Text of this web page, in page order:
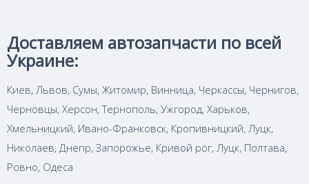
Доставляем автозапчасти по всей
Украине:
Киев, Львов, Сумы, Житомир, Винница, Черкассы, Чернигов,
Черновцы, Херсон, Тернополь, Ужгород, Харьков,
Хмельницкий, Ивано-Франковск, Кропивницкий, Луцк,
Николаев, Днепр, Запорожье, Кривой рог, Луцк, Полтава,
Ровно, Одеса